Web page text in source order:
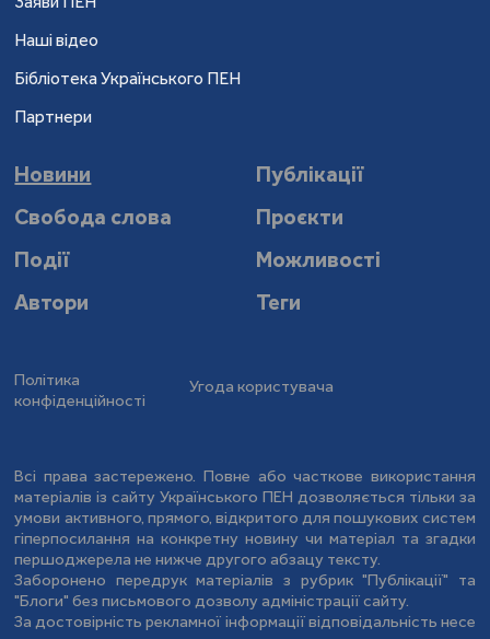
Наші відео
Бібліотека Українського ПЕН
Партнери
Новини
Публікації
Свобода слова
Проєкти
Події
Можливості
Автори
Теги
Політика
конфіденційності
Угода користувача
Всі права застережено. Повне або часткове використання
матеріалів із сайту Українського ПЕН дозволяється тільки за
умови активного, прямого, відкритого для пошукових систем
гіперпосилання на конкретну новину чи матеріал та згадки
першоджерела не нижче другого абзацу тексту.
Заборонено передрук матеріалів з рубрик "Публікації" та
"Блоги" без письмового дозволу адміністрації сайту.
За достовірність рекламної інформації відповідальність несе